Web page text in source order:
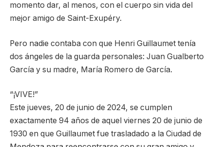
momento dar, al menos, con el cuerpo sin vida del
mejor amigo de Saint-Exupéry.
Pero nadie contaba con que Henri Guillaumet tenía
dos ángeles de la guarda personales: Juan Gualberto
García y su madre, María Romero de García.
“¡VIVE!”
Este jueves, 20 de junio de 2024, se cumplen
exactamente 94 años de aquel viernes 20 de junio de
1930 en que Guillaumet fue trasladado a la Ciudad de